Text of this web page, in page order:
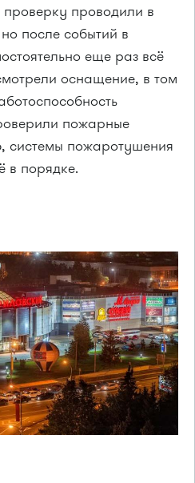
проводили в
после событий в
еще раз всё
оснащение, в том
пожарные
системы пожаротушения
в порядке.